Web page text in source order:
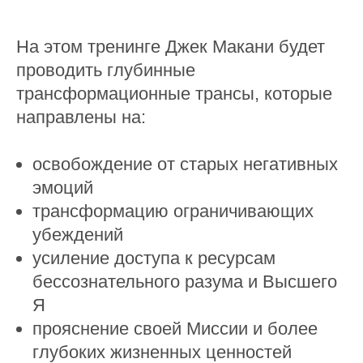
На этом тренинге Джек Макани будет
проводить глубинные
трансформационные трансы, которые
направлены на:
освобождение от старых негативных
эмоций
трансформацию ограничивающих
убеждений
усиление доступа к ресурсам
бессознательного разума и Высшего
Я
прояснение своей Миссии и более
глубоких жизненных ценностей